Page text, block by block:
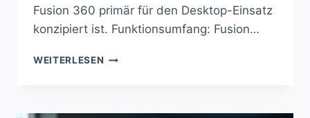
Fusion 360 primär für den Desktop-Einsatz
konzipiert ist. Funktionsumfang: Fusion…
WEITERLESEN SHAPR3D
WELCHES